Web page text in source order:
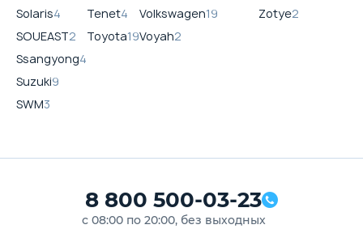
Solaris4
SOUEAST2
Ssangyong4
Suzuki9
SWM3
Tenet4
Toyota19
Volkswagen19
Voyah2
Zotye2
8 800 500-03-23
с 08:00 по 20:00, без выходных